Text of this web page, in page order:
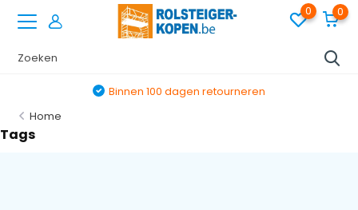
0 0
Binnen 100 dagen retourneren
Home
Tags